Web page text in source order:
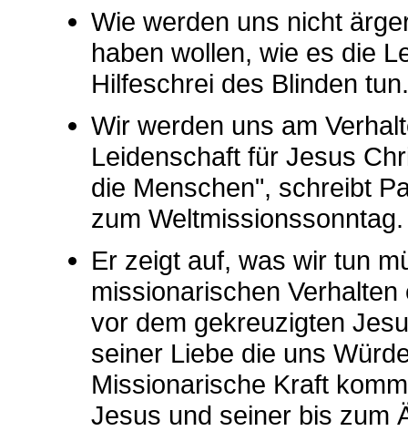
Wie werden uns nicht
haben wollen, wie es die
Hilfeschrei des Blinden tun.
Wir werden uns am
Leidenschaft für Jesus
die Menschen", schreibt
zum Weltmissionssonntag.
Er zeigt auf, was wir tun
missionarischen
vor dem gekreuzigten
seiner Liebe die uns
Missionarische Kraft
Jesus und seiner bis zum